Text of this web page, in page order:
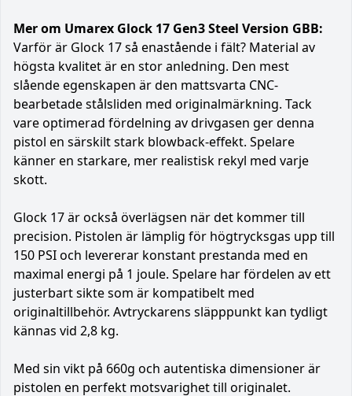
Mer om Umarex Glock 17 Gen3 Steel Version GBB:
Varför är Glock 17 så enastående i fält? Material av
högsta kvalitet är en stor anledning. Den mest
slående egenskapen är den mattsvarta CNC-
bearbetade stålsliden med originalmärkning. Tack
vare optimerad fördelning av drivgasen ger denna
pistol en särskilt stark blowback-effekt. Spelare
känner en starkare, mer realistisk rekyl med varje
skott.
Glock 17 är också överlägsen när det kommer till
precision. Pistolen är lämplig för högtrycksgas upp till
150 PSI och levererar konstant prestanda med en
maximal energi på 1 joule. Spelare har fördelen av ett
justerbart sikte som är kompatibelt med
originaltillbehör. Avtryckarens släpppunkt kan tydligt
kännas vid 2,8 kg.
Med sin vikt på 660g och autentiska dimensioner är
pistolen en perfekt motsvarighet till originalet.